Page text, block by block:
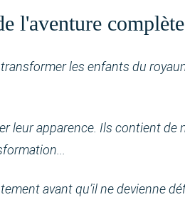
l'aventure complète
les enfants du
leur apparence. Ils contient de
avant qu’il ne devienne